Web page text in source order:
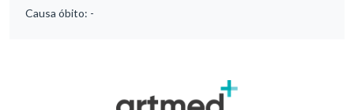
Causa óbito: -